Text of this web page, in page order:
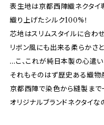
表生地は京都西陣織ネクタイ
織り上げたシルク100%！
芯地はスリムスタイルに合わ
リボン風にも出来る柔らかさと
…こ、これが純日本製の心遣い
それもそのはず歴史ある織物
京都西陣で染色から縫製ま
オリジナルブランドネクタイ